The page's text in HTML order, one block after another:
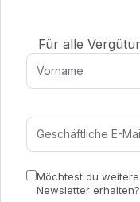
Für alle
Möchtest du
Newsletter erhalten?